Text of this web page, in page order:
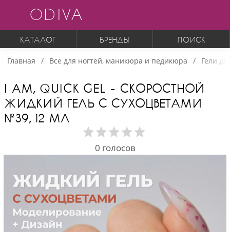
ODIVA
КАТАЛОГ БРЕНДЫ ПОИСК
Главная Все для ногтей, маникюра и педикюра Гели
I AM, QUICK GEL - СКОРОСТНОЙ
ЖИДКИЙ ГЕЛЬ С СУХОЦВЕТАМИ
№39, 12 МЛ
0 голосов